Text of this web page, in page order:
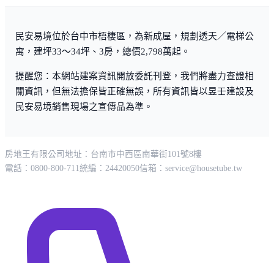
民安易境位於台中市梧棲區，為新成屋，規劃透天／電梯公
寓，建坪33～34坪、3房，總價2,798萬起。
提醒您：本網站建案資訊開放委託刊登，我們將盡力查證相
關資訊，但無法擔保皆正確無誤，所有資訊皆以昱壬建設及
民安易境銷售現場之宣傳品為準。
房地王有限公司 地址：台南市中西區南華街101號8樓
電話：0800-800-711統編：24420050信箱： service@housetube.tw